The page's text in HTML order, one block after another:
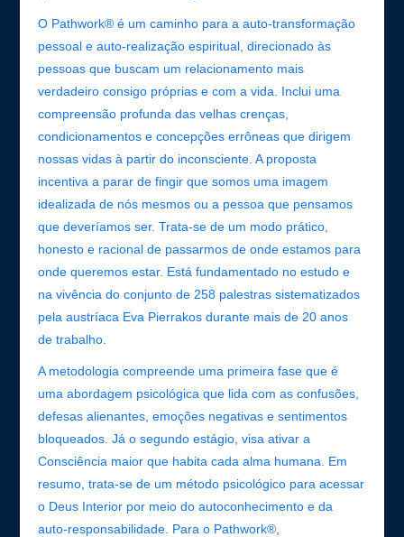
O Pathwork® é um caminho para a auto-transformação
pessoal e auto-realização espiritual, direcionado às
pessoas que buscam um relacionamento mais
verdadeiro consigo próprias e com a vida. Inclui uma
compreensão profunda das velhas crenças,
condicionamentos e concepções errôneas que dirigem
nossas vidas à partir do inconsciente. A proposta
incentiva a parar de fingir que somos uma imagem
idealizada de nós mesmos ou a pessoa que pensamos
que deveríamos ser. Trata-se de um modo prático,
honesto e racional de passarmos de onde estamos para
onde queremos estar. Está fundamentado no estudo e
na vivência do conjunto de 258 palestras sistematizados
pela austríaca Eva Pierrakos durante mais de 20 anos
de trabalho.
A metodologia compreende uma primeira fase que é
uma abordagem psicológica que lida com as confusões,
defesas alienantes, emoções negativas e sentimentos
bloqueados. Já o segundo estágio, visa ativar a
Consciência maior que habita cada alma humana. Em
resumo, trata-se de um método psicológico para acessar
o Deus Interior por meio do autoconhecimento e da
auto-responsabilidade. Para o Pathwork®,